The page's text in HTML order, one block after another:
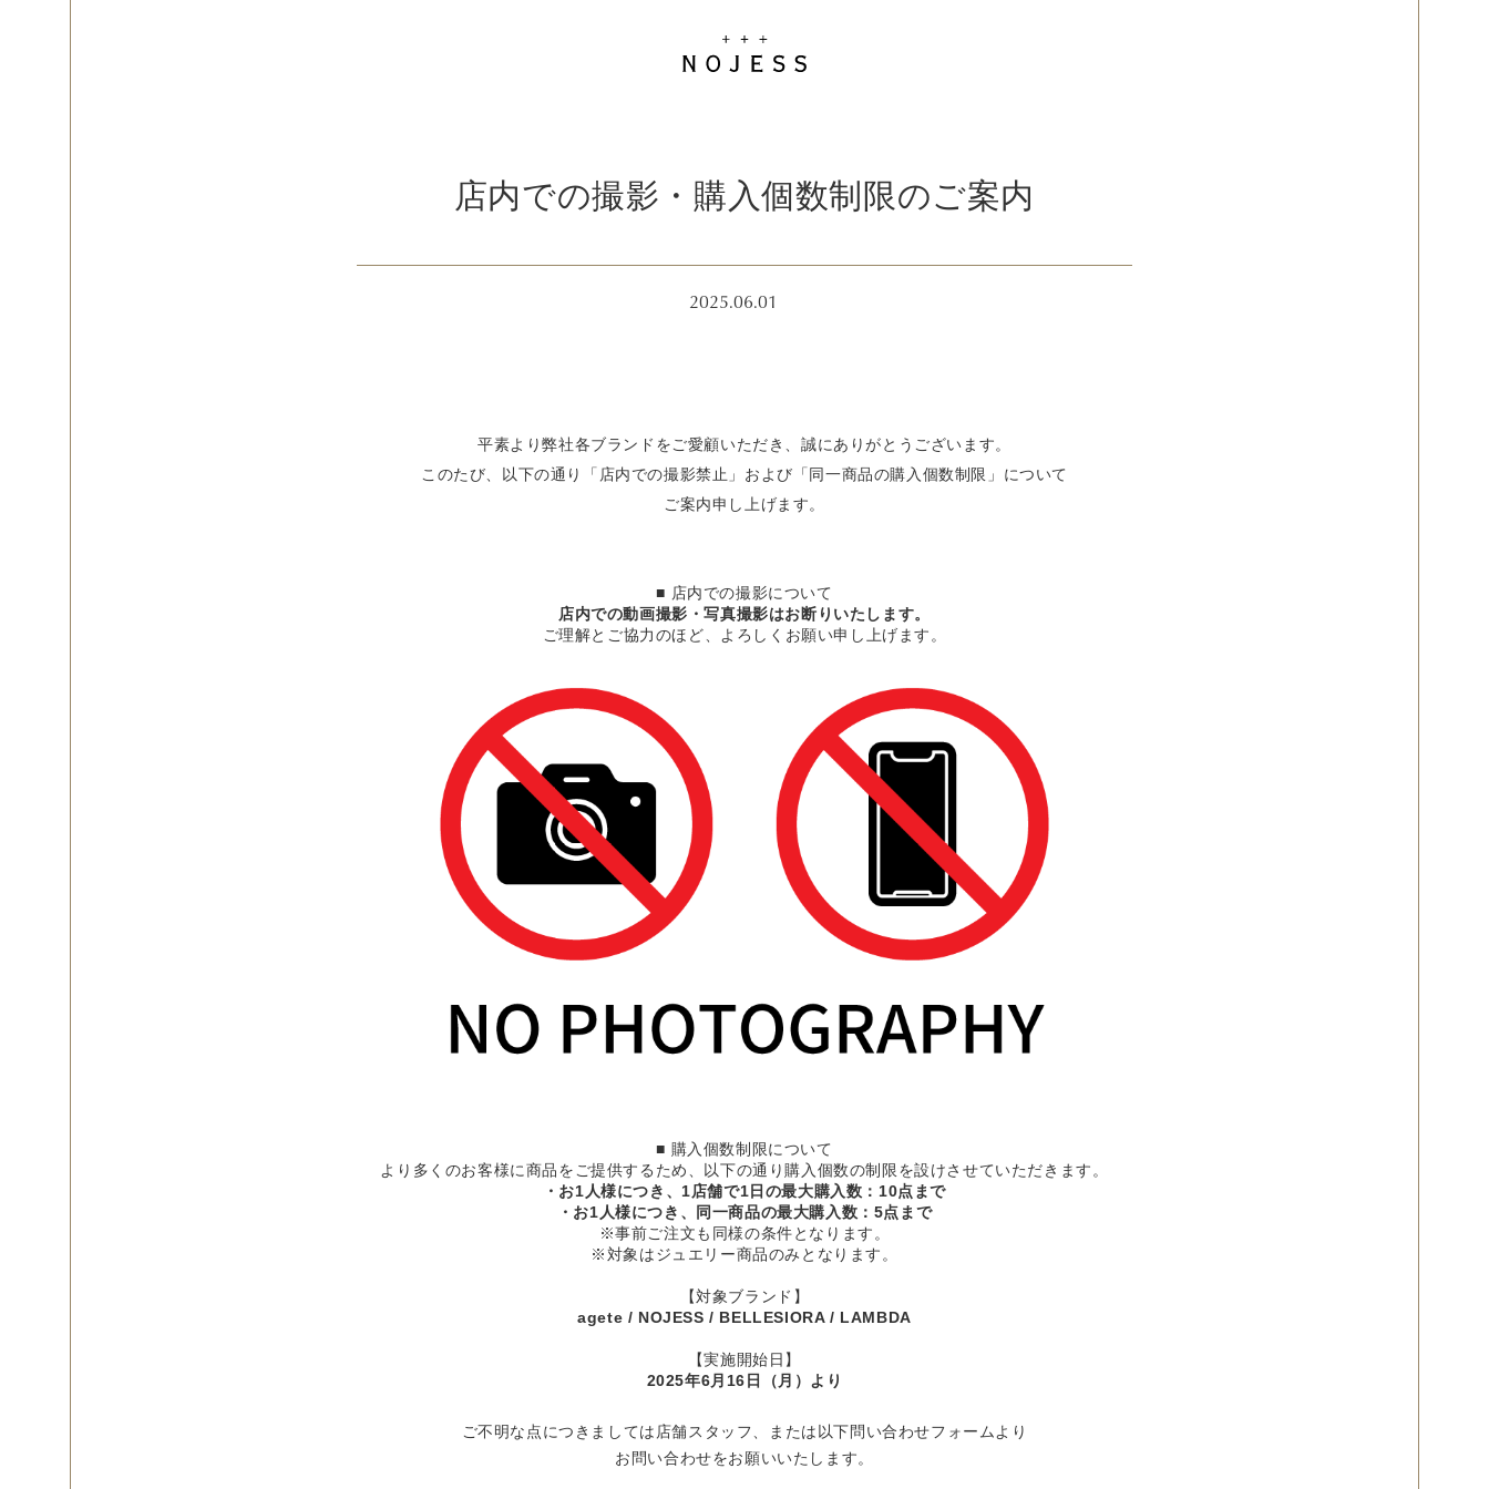
店内での撮影・購入個数制限のご案内
2025.06.01
平素より弊社各ブランドをご愛顧いただき、誠にありがとうございます。
このたび、以下の通り「店内での撮影禁止」および「同一商品の購入個数制限」について
ご案内申し上げます。
■ 店内での撮影について
店内での動画撮影・写真撮影はお断りいたします。
ご理解とご協力のほど、よろしくお願い申し上げます。
■ 購入個数制限について
より多くのお客様に商品をご提供するため、以下の通り購入個数の制限を設けさせていただきます。
・お1人様につき、1店舗で1日の最大購入数：10点まで
・お1人様につき、同一商品の最大購入数：5点まで
※事前ご注文も同様の条件となります。
※対象はジュエリー商品のみとなります。
【対象ブランド】
agete / NOJESS / BELLESIORA / LAMBDA
【実施開始日】
2025年6月16日（月）より
ご不明な点につきましては店舗スタッフ、または以下問い合わせフォームより
お問い合わせをお願いいたします。